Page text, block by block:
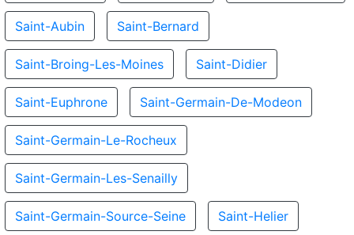
Saint-Aubin Saint-Bernard
Saint-Broing-Les-Moines Saint-Didier
Saint-Euphrone Saint-Germain-De-Modeon
Saint-Germain-Le-Rocheux
Saint-Germain-Les-Senailly
Saint-Germain-Source-Seine Saint-Helier